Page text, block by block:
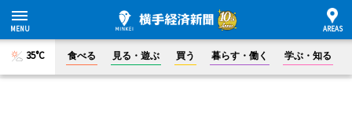
35°C 食べる 見る・遊ぶ 買う 暮らす・働く 学ぶ・知る